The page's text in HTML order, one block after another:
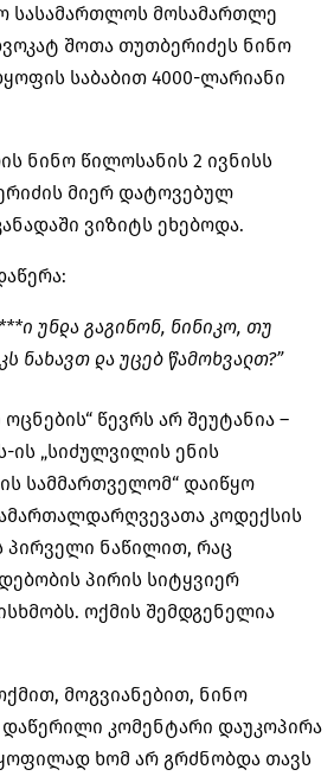
სასამართლოს მოსამართლე
შოთა თუთბერიძეს ნინო
საბაბით 4000-ლარიანი
ნინო წილოსანის 2 ივნისს
მიერ დატოვებულ
ვიზიტს ეხებოდა.
უნდა გაგინონ, ნინიკო, თუ
ნახავთ და უცებ წამოხვალთ?”
წევრს არ შეუტანია –
ის „სიძულვილის ენის
სამმართველომ“ დაიწყო
კოდექსის
პირველი ნაწილით, რაც
პირის სიტყვიერ
ოქმის შემდგენელია
მოგვიანებით, ნინო
კომენტარი დაუკოპირა
ხომ არ გრძნობდა თავს